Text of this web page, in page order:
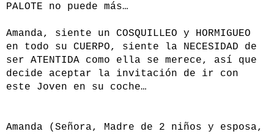
PALOTE no puede más…
Amanda, siente un COSQUILLEO y HORMIGUEO
en todo su CUERPO, siente la NECESIDAD de
ser ATENTIDA como ella se merece, así que
decide aceptar la invitación de ir con
este Joven en su coche…
Amanda (Señora, Madre de 2 niños y esposa,